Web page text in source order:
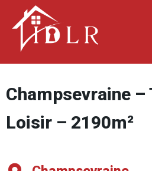
Champsevraine –
Loisir – 2190m²